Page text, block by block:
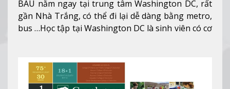
BAU nằm ngay tại trung tâm Washington DC, rất
gần Nhà Trắng, có thể đi lại dễ dàng bằng metro,
bus …Học tập tại Washington DC là sinh viên có cơ
nghiệp ở Mỹ, #7 thành phố an toàn nhất trên Thế
Xem thêm